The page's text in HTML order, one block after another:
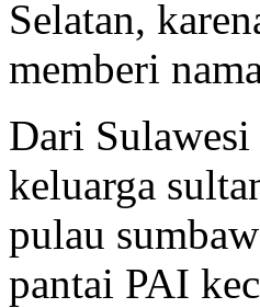
Selatan,
memberi
Dari
keluarga
pulau
pantai PAI